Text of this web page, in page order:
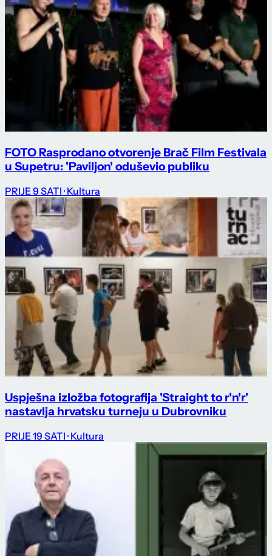
FOTO Rasprodano otvorenje Brač Film Festivala
u Supetru: 'Paviljon' oduševio publiku
PRIJE 9 SATI · Kultura
Uspješna izložba fotografija 'Straight to r'n'r'
nastavlja hrvatsku turneju u Dubrovniku
PRIJE 19 SATI · Kultura